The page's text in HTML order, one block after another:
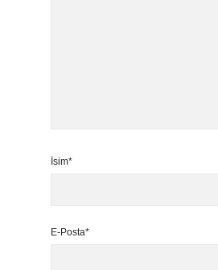
İsim*
E-Posta*